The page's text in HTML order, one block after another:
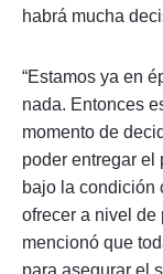
habrá mucha
“Estamos ya en
nada. Entonces
momento de
poder entregar el
bajo la condición
ofrecer a nivel de
mencionó que